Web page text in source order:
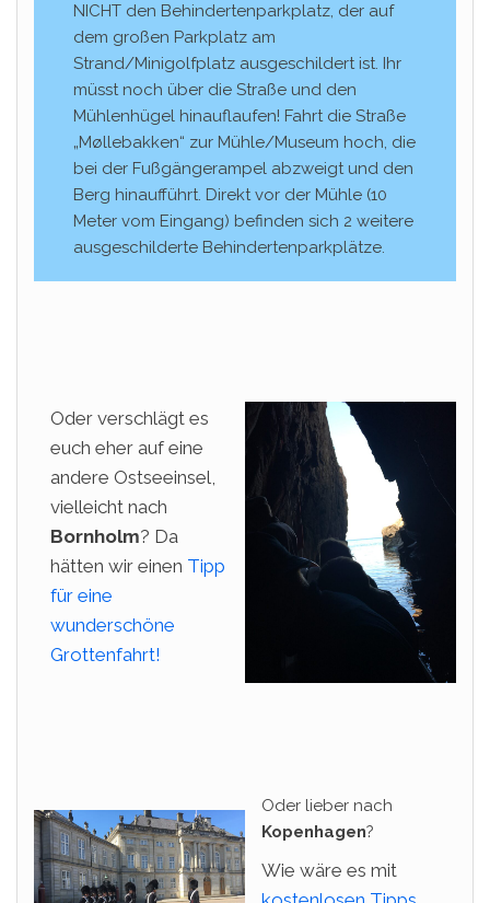
NICHT den Behindertenparkplatz, der auf
dem großen Parkplatz am
Strand/Minigolfplatz ausgeschildert ist. Ihr
müsst noch über die Straße und den
Mühlenhügel hinauflaufen! Fahrt die Straße
„Møllebakken“ zur Mühle/Museum hoch, die
bei der Fußgängerampel abzweigt und den
Berg hinaufführt. Direkt vor der Mühle (10
Meter vom Eingang) befinden sich 2 weitere
ausgeschilderte Behindertenparkplätze.
Oder verschlägt es
euch eher auf eine
andere Ostseeinsel,
vielleicht nach
Bornholm? Da
hätten wir einen Tipp
für eine
wunderschöne
Grottenfahrt!
Oder lieber nach
Kopenhagen?
Wie wäre es mit